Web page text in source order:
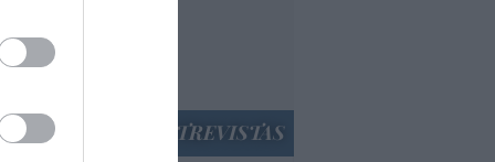
acusa una
ENTREVISTAS